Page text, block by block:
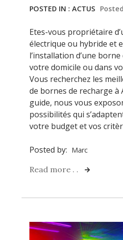
POSTED IN : ACTUS
Etes-vous propriétaire
électrique ou hybride et
l’installation d’une
votre domicile ou dans
Vous recherchez les
de bornes de recharge à
guide, nous vous
possibilités qui
votre budget et vos
Posted by: Marc
Read more . .